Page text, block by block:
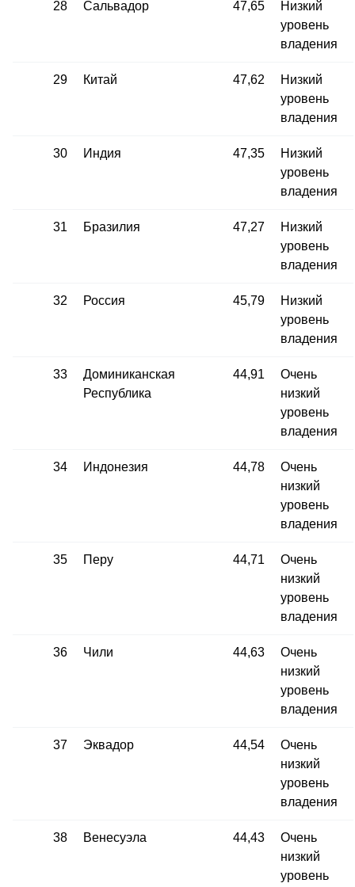
28 Сальвадор 47,65
Низкий
уровень
владения
29 Китай 47,62
Низкий
уровень
владения
30 Индия 47,35
Низкий
уровень
владения
31 Бразилия 47,27
Низкий
уровень
владения
32 Россия 45,79
Низкий
уровень
владения
33
Доминиканская
Республика
44,91
Очень
низкий
уровень
владения
34 Индонезия 44,78
Очень
низкий
уровень
владения
35 Перу 44,71
Очень
низкий
уровень
владения
36 Чили 44,63
Очень
низкий
уровень
владения
37 Эквадор 44,54
Очень
низкий
уровень
владения
38 Венесуэла 44,43
Очень
низкий
уровень